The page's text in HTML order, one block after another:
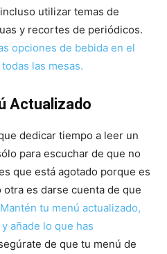
utilizar temas de
y recortes de periódicos.
opciones de bebida en el
las mesas.
Actualizado
dedicar tiempo a leer un
para escuchar de que no
que está agotado porque es
es darse cuenta de que
Mantén tu menú actualizado,
añade lo que has
de que tu menú de